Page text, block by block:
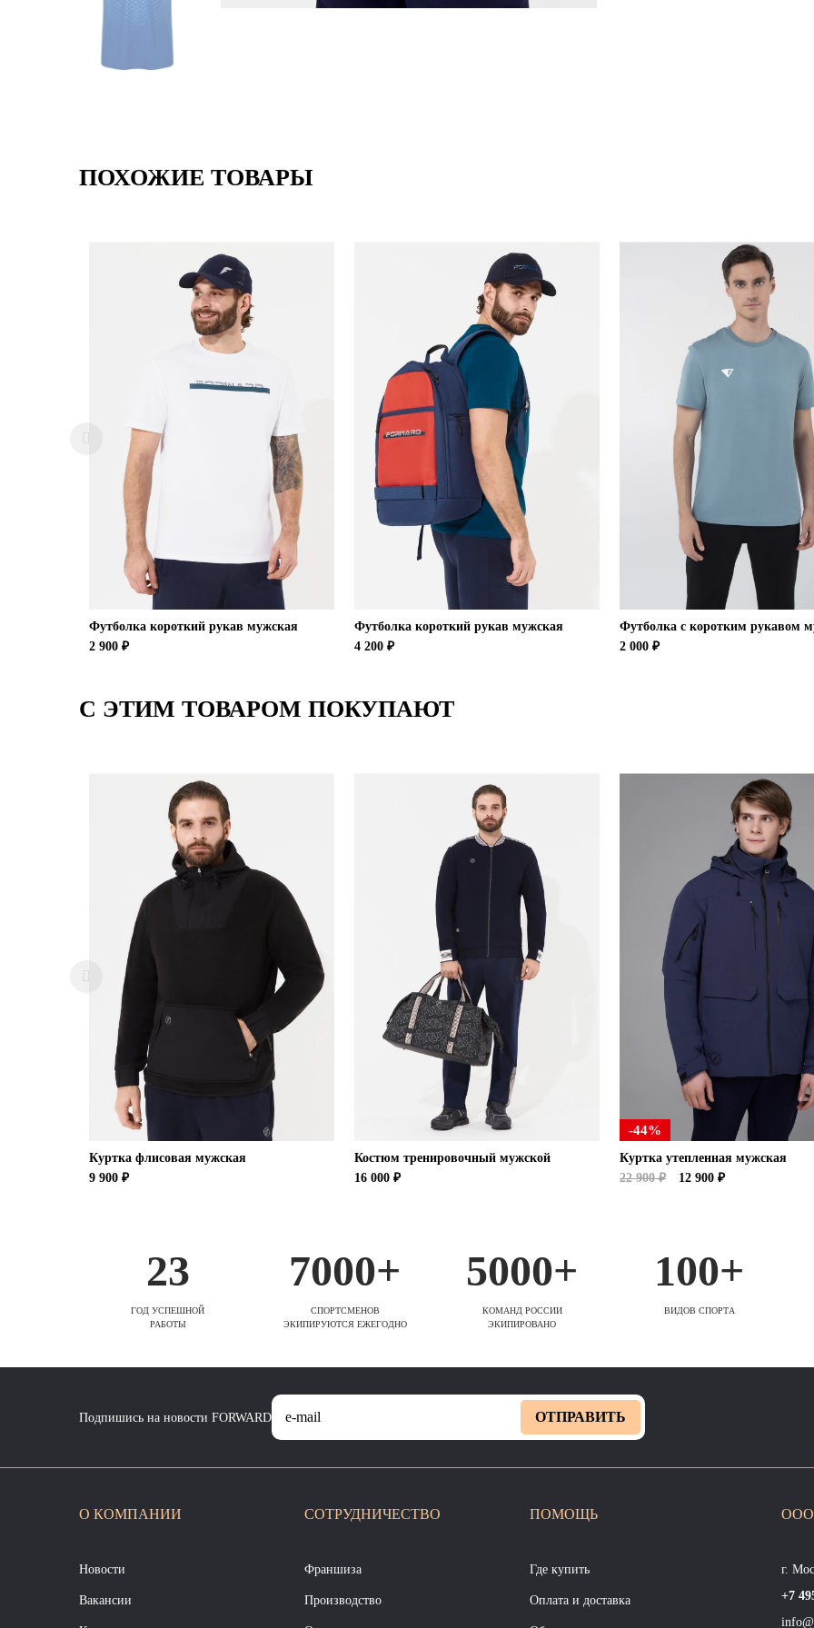
ПОХОЖИЕ ТОВАРЫ
Футболка короткий рукав мужская
2 900 ₽
Футболка короткий рукав мужская
4 200 ₽
Футболка с коротким рукавом
2 000 ₽
С ЭТИМ ТОВАРОМ ПОКУПАЮТ
Куртка флисовая мужская
9 900 ₽
Костюм тренировочный мужской
16 000 ₽
-44%
Куртка утепленная мужская
22 900 ₽
12 900 ₽
23
ГОД УСПЕШНОЙ
РАБОТЫ
7000+
СПОРТСМЕНОВ
ЭКИПИРУЮТСЯ ЕЖЕГОДНО
5000+
КОМАНД РОССИИ
ЭКИПИРОВАНО
100+
ВИДОВ СПОРТА
Подпишись на новости FORWARD ОТПРАВИТЬ
О КОМПАНИИ
Новости
Вакансии
СОТРУДНИЧЕСТВО
Франшиза
Производство
ПОМОЩЬ
Где купить
Оплата и доставка
ООО
г.
+7